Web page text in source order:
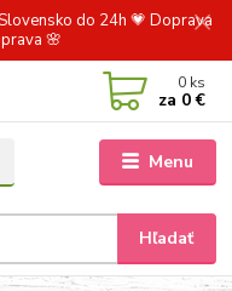
do 24h 💗 Doprava
🌸
Menu
Hľadať
0 ks
za 0 €